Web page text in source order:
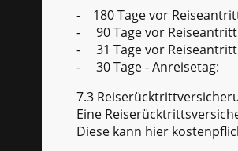
- 180 Tage vor
- 90 Tage vor
- 31 Tage vor
- 30 Tage -
7.3
Eine
Diese kann hier